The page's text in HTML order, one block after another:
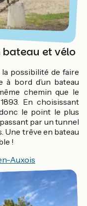
bateau et vélo
la possibilité de faire
à bord d’un bateau
chemin que le
En choisissant
donc le point le plus
par un tunnel
Une trêve en bateau
!
Auxois